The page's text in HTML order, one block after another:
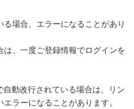
場合、エラーになることがあり
、一度ご登録情報でログインを
自動改行されている場合は、リン
ラーになることがあります。